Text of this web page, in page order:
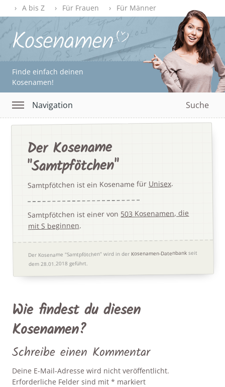
A bis Z Für Frauen Für Männer
Finde einfach deinen
Kosenamen!
Navigation Suche
Der Kosename
"Samtpfötchen"
Samtpfötchen ist ein Kosename fürUnisex.
Samtpfötchen ist einer von 503 Kosenamen, die
mit S beginnen.
Der Kosename "Samtpfötchen" wird in der Kosenamen-Datenbank seit
dem 28.01.2018 geführt.
Wie findest du diesen
Kosenamen?
Schreibe einen Kommentar
Deine E-Mail-Adresse wird nicht veröffentlicht.
Erforderliche Felder sind mit* markiert